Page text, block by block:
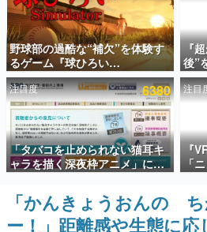
電ファミのいま読まれている記事ラン
アプリセール情報
インタビュー
連載・特集一覧
殿堂入り記事
SNS拡散数が数千以上！
ど。多くの人々に読まれた
事をまとめました。
ゲームの企画書
名作ゲームクリエイターの
聞きし、ヒットする企画（
野球部の過酷な“補欠”を体験す
るゲーム『球ひろい
Simulator』が「1件」のウィッ
シュリストをもとにチェコ語に
対応しSNSで話題に。『キング
ダム・カム』開発元やチェコの
プロ野球選手から称賛の声
『
後”
ガ
に
の
注目度 6380
「タバコを止められない猫耳キ
ャラを描く深夜枠アニメ」に視
聴者の一部から批判意見。違法
薬物の使用と思しき描写も含め
て、BPOが議論を交わす
注目
『
「
や
わ
「かんきょうおんの
ー！」距離感や生態に